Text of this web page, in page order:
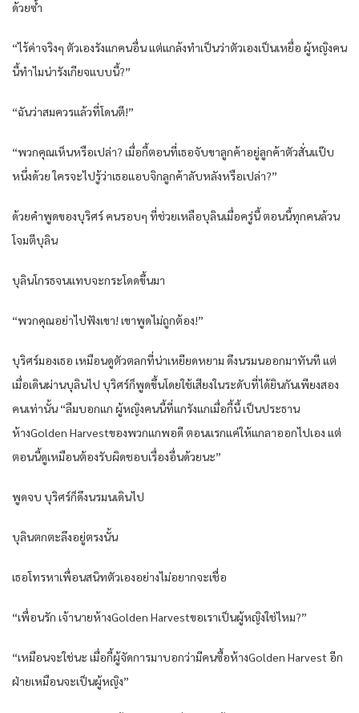
ด้วยซ้ำ
“ไร้ค่าจริงๆ ตัวเองรังแกคนอื่น แต่แกล้งทำเป็นว่าตัวเองเป็นเหยื่อ ผู้หญิงคน
นี้ทำไมน่ารังเกียจแบบนี้?”
“ฉันว่าสมควรแล้วที่โดนตี!”
“พวกคุณเห็นหรือเปล่า? เมื่อกี้ตอนที่เธอจับขาลูกค้าอยู่ลูกค้าตัวสั่นแป๊บ
หนึ่งด้วย ใครจะไปรู้ว่าเธอแอบจิกลูกค้าลับหลังหรือเปล่า?”
ด้วยคำพูดของบุริศร์ คนรอบๆ ที่ช่วยเหลือบุลินเมื่อครู่นี้ ตอนนี้ทุกคนล้วน
โจมตีบุลิน
บุลินโกรธจนแทบจะกระโดดขึ้นมา
“พวกคุณอย่าไปฟังเขา! เขาพูดไม่ถูกต้อง!”
บุริศร์มองเธอ เหมือนดูตัวตลกที่น่าเหยียดหยาม ดึงนรมนออกมาทันที แต่
เมื่อเดินผ่านบุลินไป บุริศร์ก็พูดขึ้นโดยใช้เสียงในระดับที่ได้ยินกันเพียงสอง
คนเท่านั้น “ลืมบอกแก ผู้หญิงคนนี้ที่แกรังแกเมื่อกี้นี้ เป็นประธาน
ห้างGolden Harvestของพวกแกพอดี ตอนแรกแค่ให้แกลาออกไปเอง แต่
ตอนนี้ดูเหมือนต้องรับผิดชอบเรื่องอื่นด้วยนะ”
พูดจบ บุริศร์ก็ดึงนรมนเดินไป
บุลินตกตะลึงอยู่ตรงนั้น
เธอโทรหาเพื่อนสนิทตัวเองอย่างไม่อยากจะเชื่อ
“เพื่อนรัก เจ้านายห้างGolden Harvestขอเราเป็นผู้หญิงใช่ไหม?”
“เหมือนจะใช่นะ เมื่อกี้ผู้จัดการมาบอกว่ามีคนซื้อห้างGolden Harvest อีก
ฝ่ายเหมือนจะเป็นผู้หญิง”